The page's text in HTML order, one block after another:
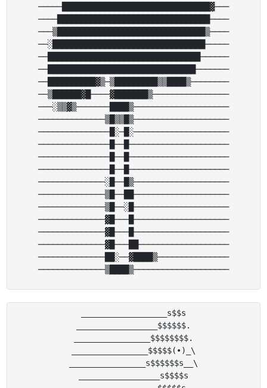
─────███████████████████████████████▓───
────████████████████████████████████────
───▒███████████████████████████████▒────
──░████████████████████████████████─────
──████████████████████████████████──────
──███████████████████████████████───────
──██████████▓▒─▒█████████▒▒████▒────────
──▒██████▓█────▓███████▒────────────────
───░▒▒▓▒───────████▒────────────────────
──────────────▒█▒▒█▒────────────────────
───────────────█░─█░────────────────────
───────────────█──█─────────────────────
───────────────█──█─────────────────────
───────────────█──█─────────────────────
──────────────░█──█▒────────────────────
──────────────▒█──██────────────────────
──────────────▒█──░█────────────────────
──────────────▓█───█────────────────────
──────────────▓█───█────────────────────
──────────────▓█───██───────────────────
──────────────██░──▓████▒───────────────
__________________s$$s
_________________$$$$$$.
________________$$$$$$$$.
________________$$$$$(•)_\
________________s$$$$$$s__\
_________________s$$$$s